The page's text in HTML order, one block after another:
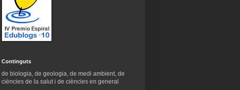
Continguts
de biologia, de geologia, de medi ambient, de
ciències de la salut i de ciències en general